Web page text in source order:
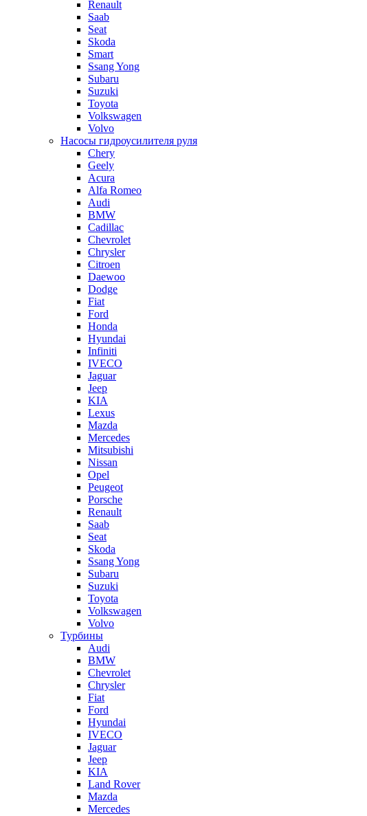
Renault
Saab
Seat
Skoda
Smart
Ssang Yong
Subaru
Suzuki
Toyota
Volkswagen
Volvo
Насосы гидроусилителя руля
Chery
Geely
Acura
Alfa Romeo
Audi
BMW
Cadillac
Chevrolet
Chrysler
Citroen
Daewoo
Dodge
Fiat
Ford
Honda
Hyundai
Infiniti
IVECO
Jaguar
Jeep
KIA
Lexus
Mazda
Mercedes
Mitsubishi
Nissan
Opel
Peugeot
Porsche
Renault
Saab
Seat
Skoda
Ssang Yong
Subaru
Suzuki
Toyota
Volkswagen
Volvo
Турбины
Audi
BMW
Chevrolet
Chrysler
Fiat
Ford
Hyundai
IVECO
Jaguar
Jeep
KIA
Land Rover
Mazda
Mercedes